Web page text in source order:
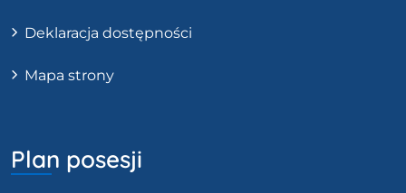
Deklaracja dostępności
Mapa strony
Plan posesji